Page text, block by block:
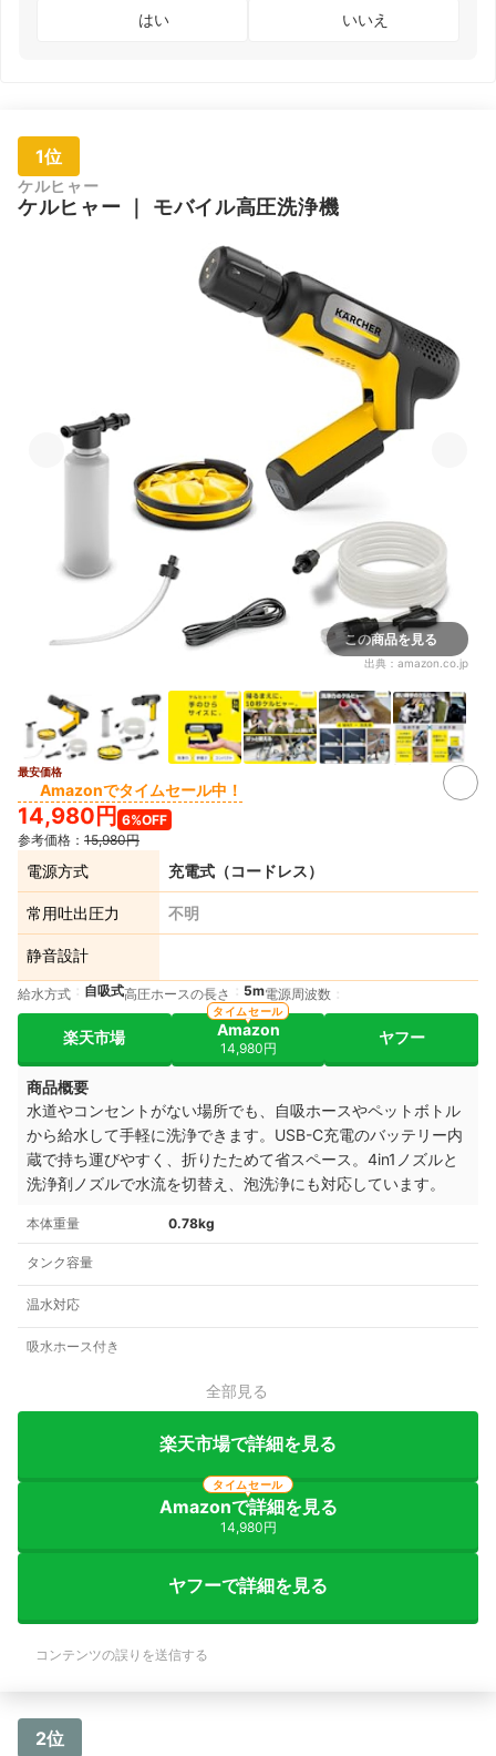
はい いいえ
1位
ケルヒャー
ケルヒャー モバイル高圧洗浄機
この商品を見る
出典： amazon.co.jp
最安価格
Amazonでタイムセール中！
14,980円 6%OFF
参考価格： 15,980円
電源方式 充電式（コードレス）
常用吐出圧力 不明
静音設計
給水方式 自吸式高圧ホースの長さ 5m電源周波数
楽天市場 Amazon
14,980円
タイムセール
ヤフー
商品概要
水道やコンセントがない場所でも、自吸ホースやペットボトル
から給水して手軽に洗浄できます。USB-C充電のバッテリー内
蔵で持ち運びやすく、折りたためて省スペース。4in1ノズルと
洗浄剤ノズルで水流を切替え、泡洗浄にも対応しています。
本体重量 0.78kg
タンク容量
温水対応
吸水ホース付き
全部見る
楽天市場で詳細を見る
Amazonで詳細を見る
14,980円
タイムセール
ヤフーで詳細を見る
コンテンツの誤りを送信する
2位